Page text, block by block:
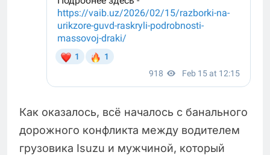
Как оказалось, всё началось с банального
дорожного конфликта между водителем
грузовика Isuzu и мужчиной, который